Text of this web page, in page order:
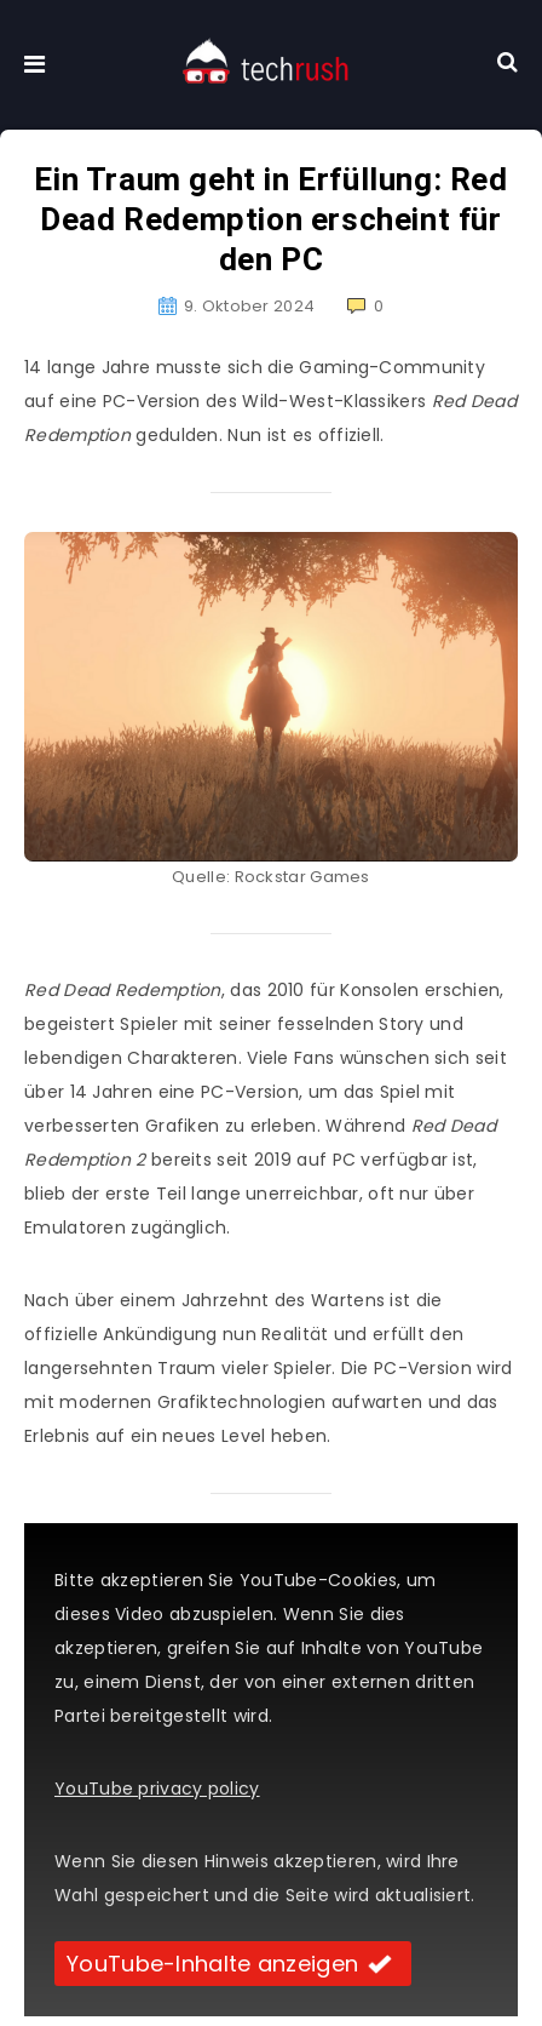
Ein Traum geht in Erfüllung: Red
Dead Redemption erscheint für
den PC
9. Oktober 2024 0
14 lange Jahre musste sich die Gaming-Community
auf eine PC-Version des Wild-West-Klassikers Red Dead
Redemptiongedulden. Nun ist es offiziell.
Quelle: Rockstar Games
Red Dead Redemption, das 2010 für Konsolen erschien,
begeistert Spieler mit seiner fesselnden Story und
lebendigen Charakteren. Viele Fans wünschen sich seit
über 14 Jahren eine PC-Version, um das Spiel mit
verbesserten Grafiken zu erleben. Während Red Dead
Redemption 2bereits seit 2019 auf PC verfügbar ist,
blieb der erste Teil lange unerreichbar, oft nur über
Emulatoren zugänglich.
Nach über einem Jahrzehnt des Wartens ist die
offizielle Ankündigung nun Realität und erfüllt den
langersehnten Traum vieler Spieler. Die PC-Version wird
mit modernen Grafiktechnologien aufwarten und das
Erlebnis auf ein neues Level heben.
Bitte akzeptieren Sie YouTube-Cookies, um
dieses Video abzuspielen. Wenn Sie dies
akzeptieren, greifen Sie auf Inhalte von YouTube
zu, einem Dienst, der von einer externen dritten
Partei bereitgestellt wird.
YouTube privacy policy
Wenn Sie diesen Hinweis akzeptieren, wird Ihre
Wahl gespeichert und die Seite wird aktualisiert.
YouTube-Inhalte anzeigen